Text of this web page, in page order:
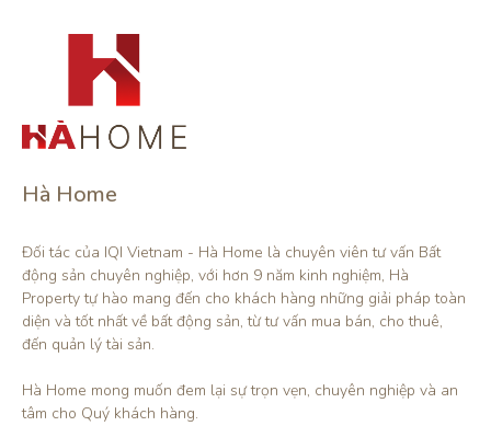
Hà Home
Đối tác của IQI Vietnam - Hà Home là chuyên viên tư vấn Bất
động sản chuyên nghiệp, với hơn 9 năm kinh nghiệm, Hà
Property tự hào mang đến cho khách hàng những giải pháp toàn
diện và tốt nhất về bất động sản, từ tư vấn mua bán, cho thuê,
đến quản lý tài sản.
Hà Home mong muốn đem lại sự trọn vẹn, chuyên nghiệp và an
tâm cho Quý khách hàng.